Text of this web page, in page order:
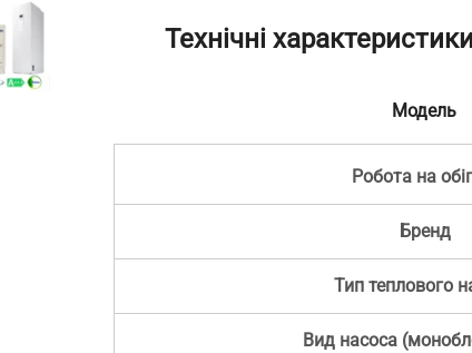
Технічні
Модель
Робота на
Бренд
Тип теплового
Вид насоса